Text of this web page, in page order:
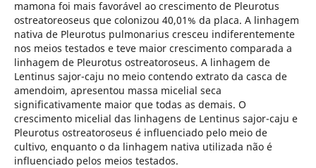
mamona foi mais favorável ao crescimento de Pleurotus
ostreatoreoseus que colonizou 40,01% da placa. A linhagem
nativa de Pleurotus pulmonarius cresceu indiferentemente
nos meios testados e teve maior crescimento comparada a
linhagem de Pleurotus ostreatoroseus. A linhagem de
Lentinus sajor-caju no meio contendo extrato da casca de
amendoim, apresentou massa micelial seca
significativamente maior que todas as demais. O
crescimento micelial das linhagens de Lentinus sajor-caju e
Pleurotus ostreatoroseus é influenciado pelo meio de
cultivo, enquanto o da linhagem nativa utilizada não é
influenciado pelos meios testados.